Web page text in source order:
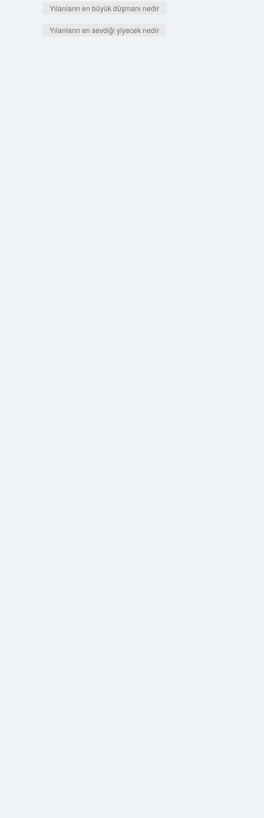
Yılanların en büyük düşmanı nedir
Yılanların en sevdiği yiyecek nedir